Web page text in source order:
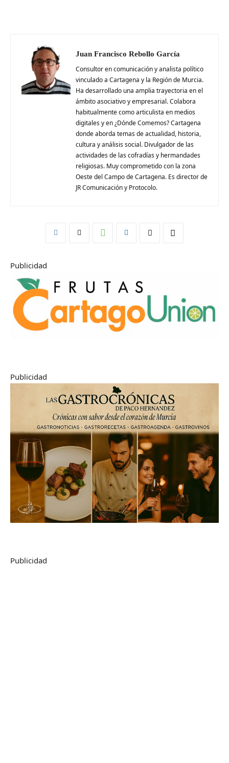
Juan Francisco Rebollo García
Consultor en comunicación y analista político
vinculado a Cartagena y la Región de Murcia.
Ha desarrollado una amplia trayectoria en el
ámbito asociativo y empresarial. Colabora
habitualmente como articulista en medios
digitales y en ¿Dónde Comemos? Cartagena
donde aborda temas de actualidad, historia,
cultura y análisis social. Divulgador de las
actividades de las cofradías y hermandades
religiosas. Muy comprometido con la zona
Oeste del Campo de Cartagena. Es director de
JR Comunicación y Protocolo.
Publicidad
Publicidad
Publicidad